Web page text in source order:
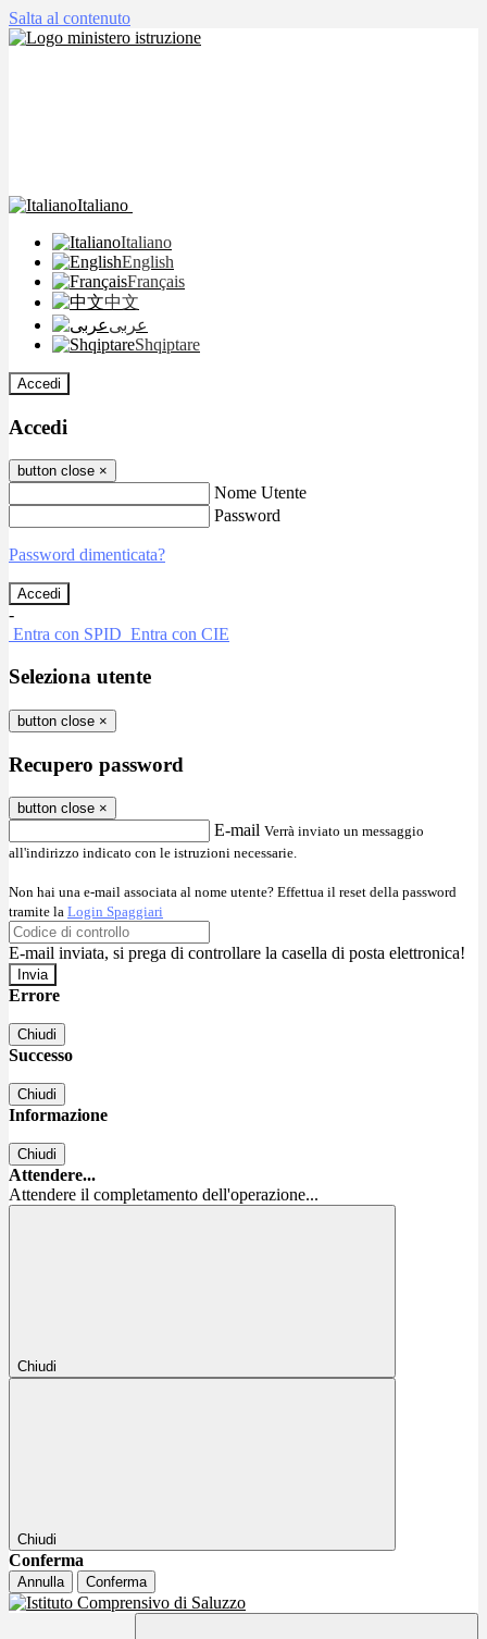
Salta al contenuto
Italiano
Italiano
English
Français
中文
عربى
Shqiptare
Accedi
Accedi
button close ×
Nome Utente
Password
Password dimenticata?
-
Entra con SPID Entra con CIE
Seleziona utente
button close ×
Recupero password
button close ×
E-mail Verrà inviato un messaggio
all'indirizzo indicato con le istruzioni necessarie.
Non hai una e-mail associata al nome utente? Effettua il reset della password
tramite la Login Spaggiari
E-mail inviata, si prega di controllare la casella di posta elettronica!
Errore
Chiudi
Successo
Chiudi
Informazione
Chiudi
Attendere...
Attendere il completamento dell'operazione...
Chiudi
Chiudi
Conferma
Annulla Conferma